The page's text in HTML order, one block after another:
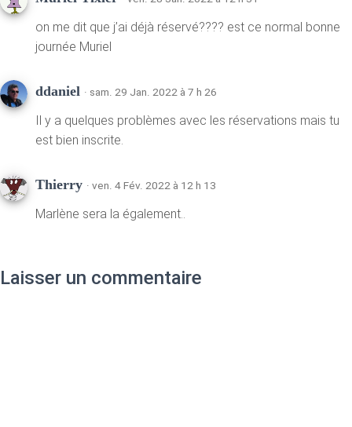
on me dit que j’ai déjà réservé???? est ce normal bonne
journée Muriel
ddaniel · sam. 29 Jan. 2022 à 7 h 26
Il y a quelques problèmes avec les réservations mais tu
est bien inscrite.
Thierry · ven. 4 Fév. 2022 à 12 h 13
Marlène sera la également..
Laisser un commentaire